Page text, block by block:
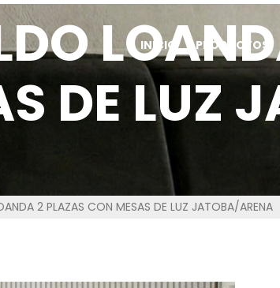
INICIO PRODUCTOS
DE LUZ
2 PLAZAS CON MESAS DE LUZ JATOBA/ARENA